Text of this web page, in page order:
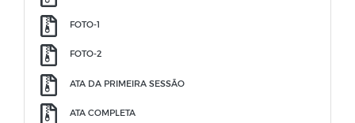
FOTO-1
FOTO-2
ATA DA PRIMEIRA SESSÃO
ATA COMPLETA